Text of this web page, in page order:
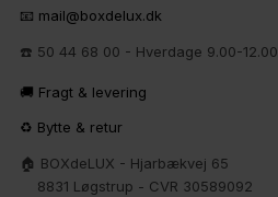
📧 mail@boxdelux.dk
☎️ 50 44 68 00 - Hverdage 9.00-12.00
🚚 Fragt & levering
♻️ Bytte & retur
🏠 BOXdeLUX - Hjarbækvej 65
8831 Løgstrup - CVR 30589092